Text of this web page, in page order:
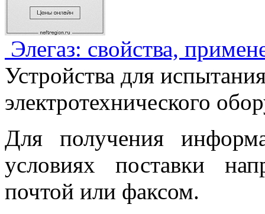
Элегаз: свойства,
Устройства для
электротехнического
Для получения
условиях поставки
почтой или факсом.